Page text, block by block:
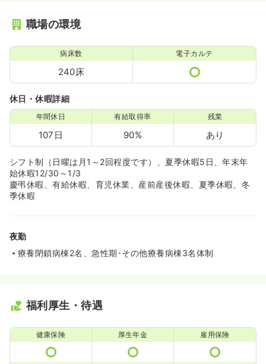
職場の環境
病床数
240床
電子カルテ
休日・休暇詳細
年間休日
107日
有給取得率
90%
残業
あり
シフト制（日曜は月1～2回程度です）、夏季休暇5日、年末年
始休暇12/30～1/3
慶弔休暇、有給休暇、育児休業、産前産後休暇、夏季休暇、冬
季休暇
夜勤
療養閉鎖病棟2名、急性期･その他療養病棟3名体制
福利厚生・待遇
健康保険 厚生年金 雇用保険